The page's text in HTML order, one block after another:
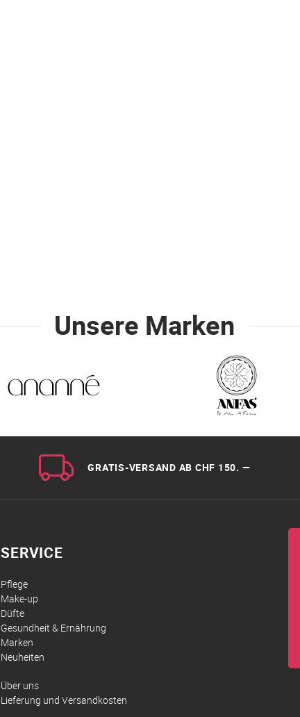
Unsere Marken
GRATIS-VERSAND AB CHF 150. —
SERVICE
Pflege
Make-up
Düfte
Gesundheit & Ernährung
Marken
Neuheiten
Über uns
Lieferung und Versandkosten